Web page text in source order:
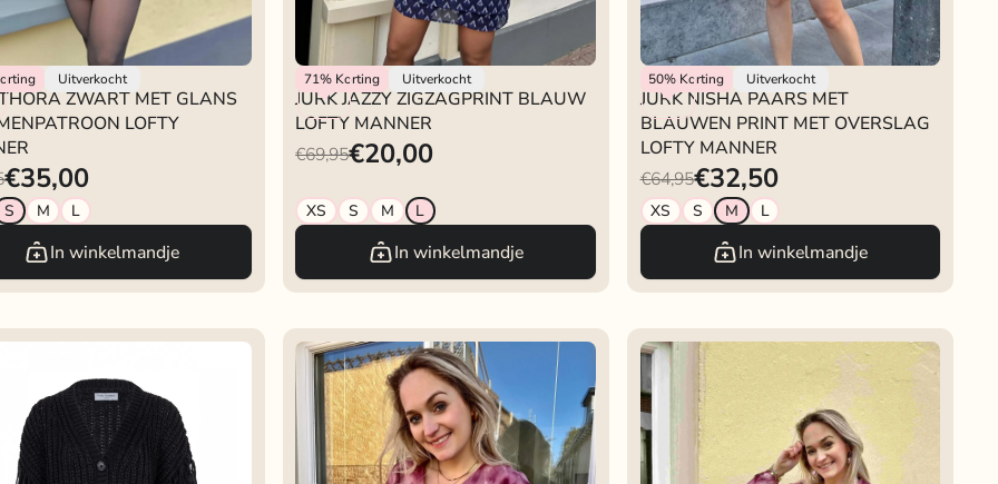
Uitverkocht
ZWART MET GLANS
LOFTY
€35,00
S M L
In winkelmandje
71% Korting Uitverkocht
Lofty Manner
JURK JAZZY ZIGZAGPRINT BLAUW
LOFTY MANNER
€69,95€20,00
XS S M L
In winkelmandje
50% Korting Uitverkocht
Lofty Manner
JURK NISHA PAARS MET
BLAUWEN PRINT MET OVERSLAG
LOFTY MANNER
€64,95€32,50
XS S M L
In winkelmandje